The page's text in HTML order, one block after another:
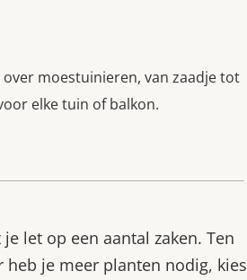
moestuinieren, van zaadje tot
elke tuin of balkon.
let op een aantal zaken. Ten
je meer planten nodig, kies